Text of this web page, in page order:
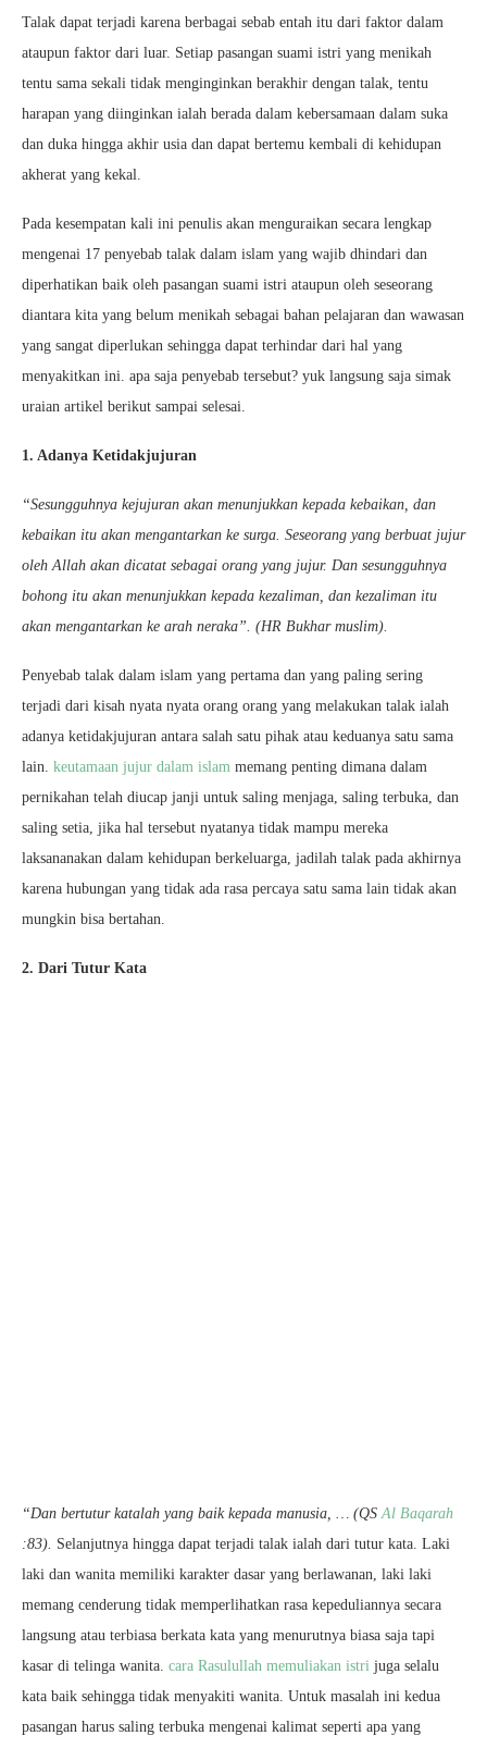
Talak dapat terjadi karena berbagai sebab entah itu dari faktor dalam
ataupun faktor dari luar. Setiap pasangan suami istri yang menikah
tentu sama sekali tidak menginginkan berakhir dengan talak, tentu
harapan yang diinginkan ialah berada dalam kebersamaan dalam suka
dan duka hingga akhir usia dan dapat bertemu kembali di kehidupan
akherat yang kekal.
Pada kesempatan kali ini penulis akan menguraikan secara lengkap
mengenai 17 penyebab talak dalam islam yang wajib dhindari dan
diperhatikan baik oleh pasangan suami istri ataupun oleh seseorang
diantara kita yang belum menikah sebagai bahan pelajaran dan wawasan
yang sangat diperlukan sehingga dapat terhindar dari hal yang
menyakitkan ini. apa saja penyebab tersebut? yuk langsung saja simak
uraian artikel berikut sampai selesai.
1. Adanya Ketidakjujuran
“Sesungguhnya kejujuran akan menunjukkan kepada kebaikan, dan
kebaikan itu akan mengantarkan ke surga. Seseorang yang berbuat jujur
oleh Allah akan dicatat sebagai orang yang jujur. Dan sesungguhnya
bohong itu akan menunjukkan kepada kezaliman, dan kezaliman itu
akan mengantarkan ke arah neraka”. (HR Bukhar muslim).
Penyebab talak dalam islam yang pertama dan yang paling sering
terjadi dari kisah nyata nyata orang orang yang melakukan talak ialah
adanya ketidakjujuran antara salah satu pihak atau keduanya satu sama
lain. keutamaan jujur dalam islam memang penting dimana dalam
pernikahan telah diucap janji untuk saling menjaga, saling terbuka, dan
saling setia, jika hal tersebut nyatanya tidak mampu mereka
laksananakan dalam kehidupan berkeluarga, jadilah talak pada akhirnya
karena hubungan yang tidak ada rasa percaya satu sama lain tidak akan
mungkin bisa bertahan.
2. Dari Tutur Kata
“Dan bertutur katalah yang baik kepada manusia, … (QSAl Baqarah
:83). Selanjutnya hingga dapat terjadi talak ialah dari tutur kata. Laki
laki dan wanita memiliki karakter dasar yang berlawanan, laki laki
memang cenderung tidak memperlihatkan rasa kepeduliannya secara
langsung atau terbiasa berkata kata yang menurutnya biasa saja tapi
kasar di telinga wanita. cara Rasulullah memuliakan istri juga selalu
kata baik sehingga tidak menyakiti wanita. Untuk masalah ini kedua
pasangan harus saling terbuka mengenai kalimat seperti apa yang